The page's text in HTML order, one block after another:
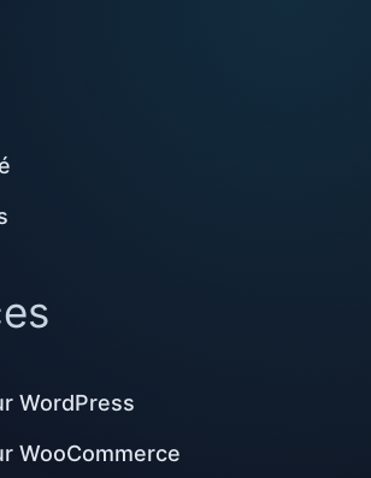
WordPress
WooCommerce